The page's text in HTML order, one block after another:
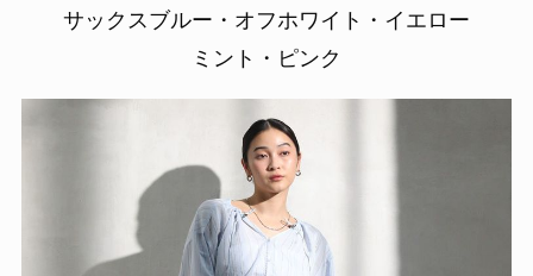
サックスブルー・オフホワイト・イエロー
ミント・ピンク